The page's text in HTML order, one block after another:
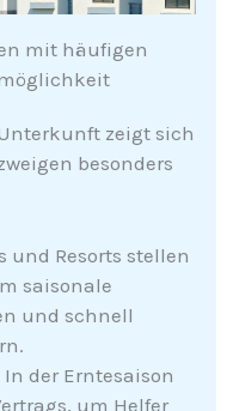
mit häufigen
zeigt sich
besonders
und Resorts stellen
saisonale
und schnell
In der Erntesaison
um Helfer